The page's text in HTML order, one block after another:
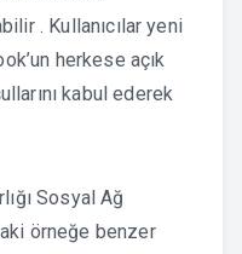
. Kullanıcılar yeni
herkese açık
kabul ederek
Sosyal Ağ
örneğe benzer